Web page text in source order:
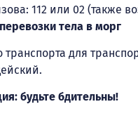
112 или 02 (также
тела в морг
транспорта для
будьте бдительны!